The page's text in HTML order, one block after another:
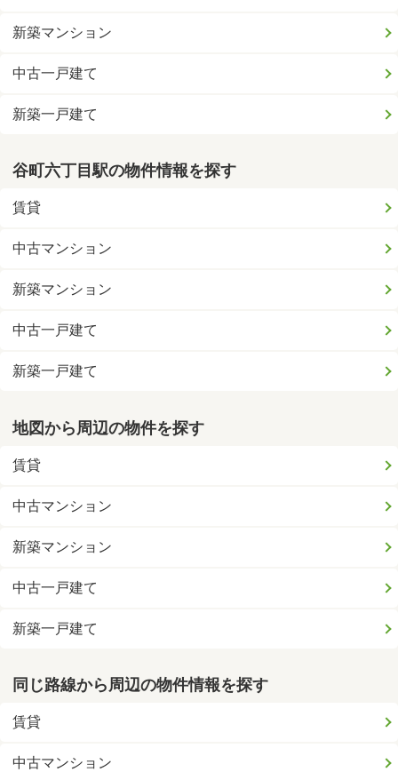
新築マンション
中古一戸建て
新築一戸建て
谷町六丁目駅の物件情報を探す
賃貸
中古マンション
新築マンション
中古一戸建て
新築一戸建て
地図から周辺の物件を探す
賃貸
中古マンション
新築マンション
中古一戸建て
新築一戸建て
同じ路線から周辺の物件情報を探す
賃貸
中古マンション